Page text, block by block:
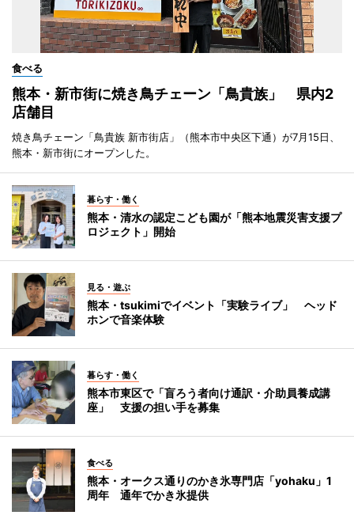
食べる
熊本・新市街に焼き鳥チェーン「鳥貴族」 県内2
店舗目
焼き鳥チェーン「鳥貴族 新市街店」（熊本市中央区下通）が7月15日、
熊本・新市街にオープンした。
暮らす・働く
熊本・清水の認定こども園が「熊本地震災害支援プ
ロジェクト」開始
見る・遊ぶ
熊本・tsukimiでイベント「実験ライブ」 ヘッド
ホンで音楽体験
暮らす・働く
熊本市東区で「盲ろう者向け通訳・介助員養成講
座」 支援の担い手を募集
食べる
熊本・オークス通りのかき氷専門店「yohaku」1
周年 通年でかき氷提供